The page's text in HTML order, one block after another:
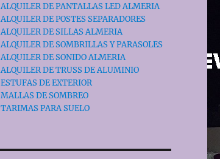
ALQUILER DE PANTALLAS LED ALMERIA
ALQUILER DE POSTES SEPARADORES
ALQUILER DE SILLAS ALMERIA
ALQUILER DE SOMBRILLAS Y PARASOLES
ALQUILER DE SONIDO ALMERIA
ALQUILER DE TRUSS DE ALUMINIO
ESTUFAS DE EXTERIOR
MALLAS DE SOMBREO
TARIMAS PARA SUELO